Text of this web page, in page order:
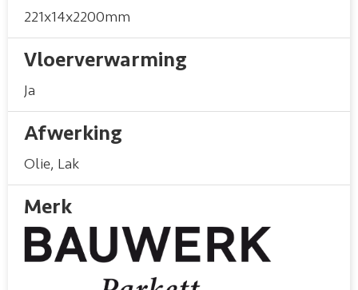
221x14x2200mm
Vloerverwarming
Ja
Afwerking
Olie, Lak
Merk